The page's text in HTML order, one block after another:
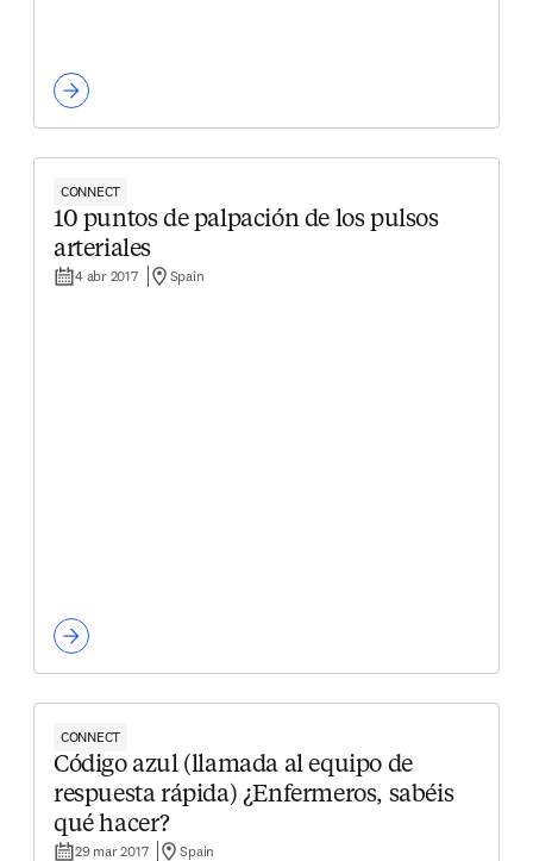
CONNECT
10 puntos de palpación de los pulsos
arteriales
4 abr 2017 Spain
CONNECT
Código azul (llamada al equipo de
respuesta rápida) ¿Enfermeros, sabéis
qué hacer?
29 mar 2017 Spain